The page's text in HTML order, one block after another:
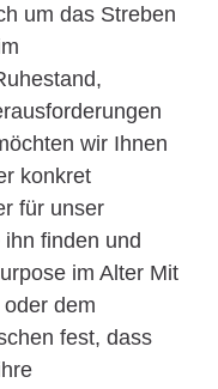
um das Streben
wir Ihnen
konkret
für unser
finden und
im Alter Mit
dem
fest, dass